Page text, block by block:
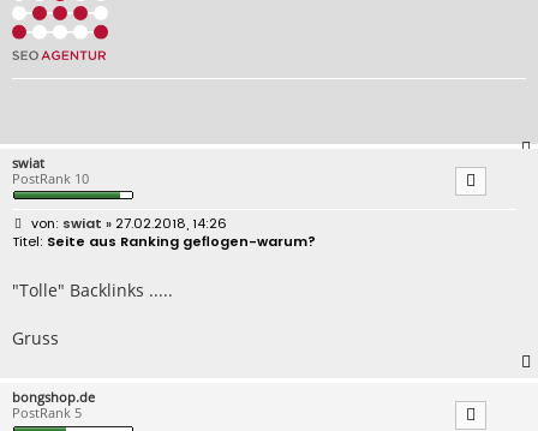
swiat
PostRank 10
B
e
r
a
swiat » 27.02.2018, 14:26
Seite aus Ranking geflogen-warum?
"Tolle" Backlinks .....
Gruss
bongshop.de
PostRank 5